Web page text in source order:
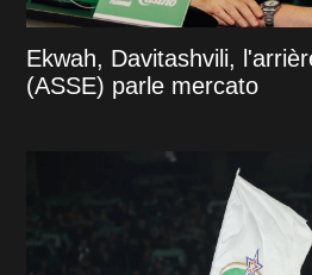
Ekwah, Davitashvili,
(ASSE) parle mercato